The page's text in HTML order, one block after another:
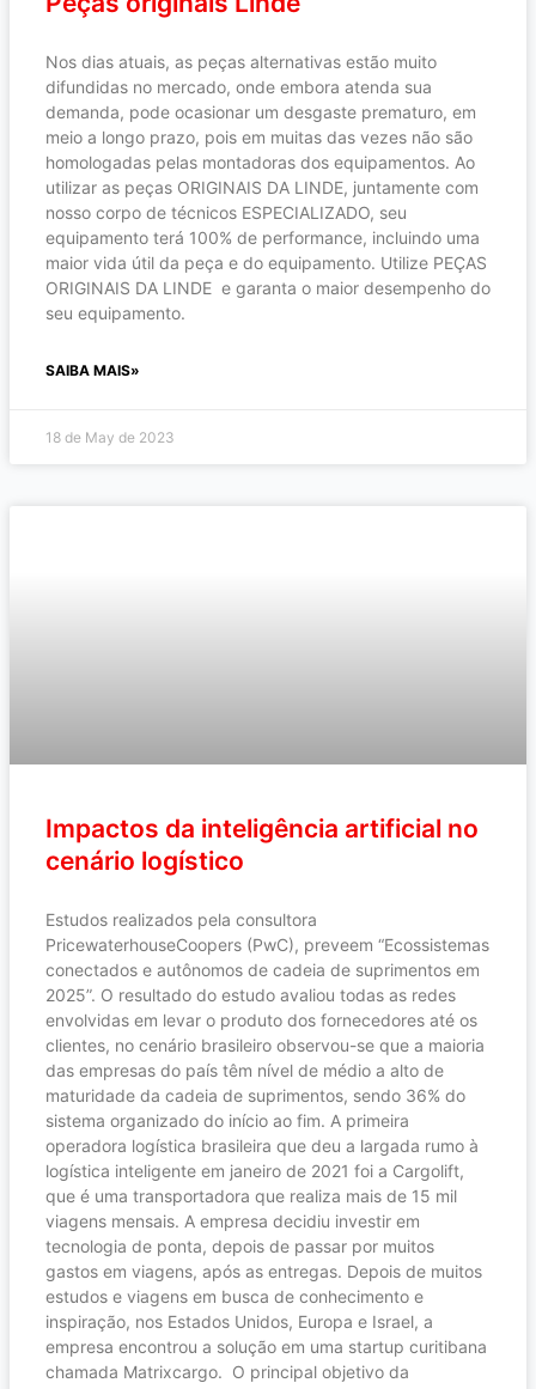
Nos dias atuais, as peças alternativas estão muito
difundidas no mercado, onde embora atenda sua
demanda, pode ocasionar um desgaste prematuro, em
meio a longo prazo, pois em muitas das vezes não são
homologadas pelas montadoras dos equipamentos. Ao
utilizar as peças ORIGINAIS DA LINDE, juntamente com
nosso corpo de técnicos ESPECIALIZADO, seu
equipamento terá 100% de performance, incluindo uma
maior vida útil da peça e do equipamento. Utilize PEÇAS
ORIGINAIS DA LINDE e garanta o maior desempenho do
seu equipamento.
SAIBA MAIS»
18 de May de 2023
Impactos da inteligência artificial no
cenário logístico
Estudos realizados pela consultora
PricewaterhouseCoopers (PwC), preveem “Ecossistemas
conectados e autônomos de cadeia de suprimentos em
2025”. O resultado do estudo avaliou todas as redes
envolvidas em levar o produto dos fornecedores até os
clientes, no cenário brasileiro observou-se que a maioria
das empresas do país têm nível de médio a alto de
maturidade da cadeia de suprimentos, sendo 36% do
sistema organizado do início ao fim. A primeira
operadora logística brasileira que deu a largada rumo à
logística inteligente em janeiro de 2021 foi a Cargolift,
que é uma transportadora que realiza mais de 15 mil
viagens mensais. A empresa decidiu investir em
tecnologia de ponta, depois de passar por muitos
gastos em viagens, após as entregas. Depois de muitos
estudos e viagens em busca de conhecimento e
inspiração, nos Estados Unidos, Europa e Israel, a
empresa encontrou a solução em uma startup curitibana
chamada Matrixcargo. O principal objetivo da